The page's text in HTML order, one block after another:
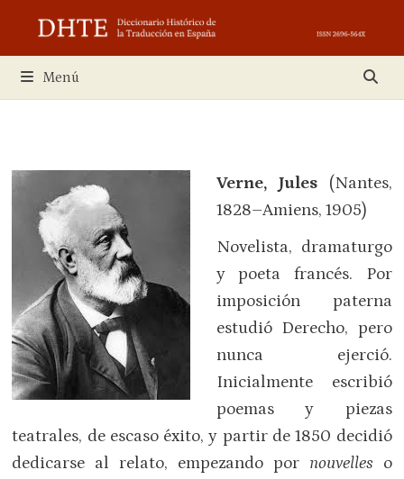
contenido
Menú
Verne, Jules(Nantes,
1828–Amiens, 1905)
Novelista, dramaturgo
y poeta francés. Por
imposición paterna
estudió Derecho, pero
nunca ejerció.
Inicialmente escribió
poemas y piezas
teatrales, de escaso éxito, y partir de 1850 decidió
dedicarse al relato, empezando por nouvelles o